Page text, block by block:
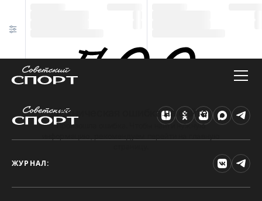
Техническая ошибка на сайте
Произошла ошибка. Чтобы найти нужную
ЖУРНАЛ: